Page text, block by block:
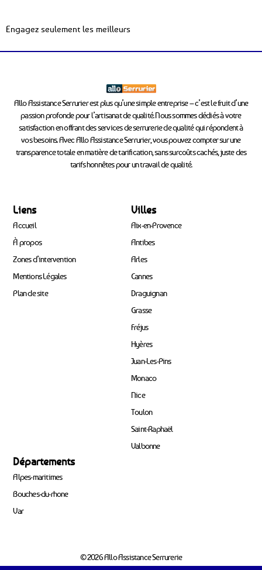
Engagez seulement les meilleurs
Allo Assistance Serrurier est plus qu’une simple entreprise – c’est le fruit d’une
passion profonde pour l’artisanat de qualité. Nous sommes dédiés à votre
satisfaction en offrant des services de serrurerie de qualité qui répondent à
vos besoins. Avec Allo Assistance Serrurier, vous pouvez compter sur une
transparence totale en matière de tarification, sans surcoûts cachés, juste des
tarifs honnêtes pour un travail de qualité.
Liens
Accueil
À propos
Zones d’intervention
Mentions Légales
Plan de site
Villes
Aix-en-Provence
Antibes
Arles
Cannes
Draguignan
Grasse
Fréjus
Hyères
Juan-Les-Pins
Monaco
Nice
Toulon
Saint-Raphaël
Valbonne
Départements
Alpes-maritimes
Bouches-du-rhone
Var
© 2026 Allo Assistance Serrurerie